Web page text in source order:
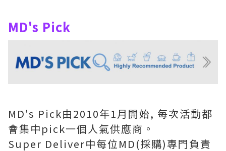
MD's Pick
MD's Pick由2010年1月開始, 每次活動都
會集中pick一個人氣供應商。
Super Deliver中每位MD(採購)專門負責